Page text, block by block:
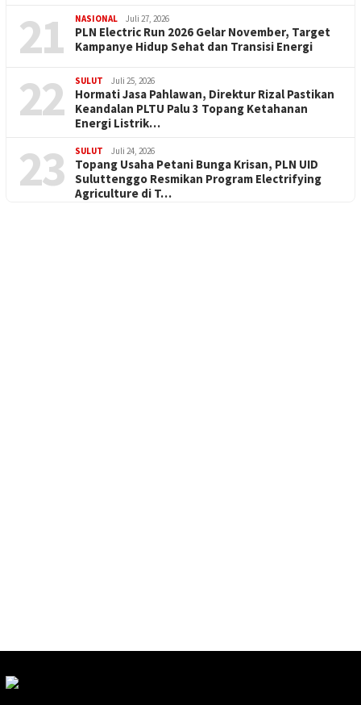
21 NASIONAL Juli 27, 2026
PLN Electric Run 2026 Gelar November, Target
Kampanye Hidup Sehat dan Transisi Energi
22 SULUT Juli 25, 2026
Hormati Jasa Pahlawan, Direktur Rizal Pastikan
Keandalan PLTU Palu 3 Topang Ketahanan
Energi Listrik…
23 SULUT Juli 24, 2026
Topang Usaha Petani Bunga Krisan, PLN UID
Suluttenggo Resmikan Program Electrifying
Agriculture di T…